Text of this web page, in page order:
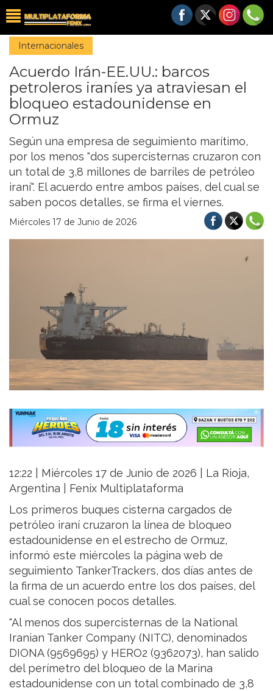
Internacionales
Acuerdo Irán-EE.UU.: barcos
petroleros iraníes ya atraviesan el
bloqueo estadounidense en
Ormuz
Según una empresa de seguimiento marítimo,
por los menos "dos supercisternas cruzaron con
un total de 3,8 millones de barriles de petróleo
iraní". El acuerdo entre ambos países, del cual se
saben pocos detalles, se firma el viernes.
Miércoles 17 de Junio de 2026
12:22 | Miércoles 17 de Junio de 2026 | La Rioja,
Argentina | Fenix Multiplataforma
Los primeros buques cisterna cargados de
petróleo iraní cruzaron la línea de bloqueo
estadounidense en el estrecho de Ormuz,
informó este miércoles la página web de
seguimiento TankerTrackers, dos días antes de
la firma de un acuerdo entre los dos países, del
cual se conocen pocos detalles.
"Al menos dos supercisternas de la National
Iranian Tanker Company (NITC), denominados
DIONA (9569695) y HERO2 (9362073), han salido
del perímetro del bloqueo de la Marina
estadounidense con un total combinado de 3,8